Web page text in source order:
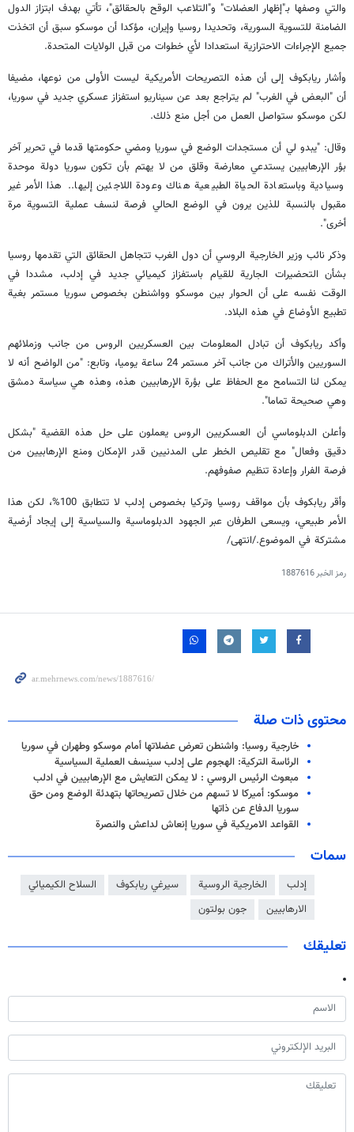
والتي وصفها بـ"إظهار العضلات" و"التلاعب الوقح بالحقائق"، تأتي بهدف ابتزاز الدول
الضامنة للتسوية السورية، وتحديدا روسيا وإيران، مؤكدا أن موسكو سبق أن اتخذت
جميع الإجراءات الاحترازية استعدادا لأي خطوات من قبل الولايات المتحدة.
وأشار ريابكوف إلى أن هذه التصريحات الأمريكية ليست الأولى من نوعها، مضيفا
أن "البعض في الغرب" لم يتراجع بعد عن سيناريو استفزاز عسكري جديد في سوريا،
لكن موسكو ستواصل العمل من أجل منع ذلك.
وقال: "يبدو لي أن مستجدات الوضع في سوريا ومضي حكومتها قدما في تحرير آخر
بؤر الإرهابيين يستدعي معارضة وقلق من لا يهتم بأن تكون سوريا دولة موحدة
وسيادية وباستعادة الحياة الطبيعية هناك وعودة اللاجئين إليها.. هذا الأمر غير
مقبول بالنسبة للذين يرون في الوضع الحالي فرصة لنسف عملية التسوية مرة
أخرى".
وذكر نائب وزير الخارجية الروسي أن دول الغرب تتجاهل الحقائق التي تقدمها روسيا
بشأن التحضيرات الجارية للقيام باستفزاز كيميائي جديد في إدلب، مشددا في
الوقت نفسه على أن الحوار بين موسكو وواشنطن بخصوص سوريا مستمر بغية
تطبيع الأوضاع في هذه البلاد.
وأكد ريابكوف أن تبادل المعلومات بين العسكريين الروس من جانب وزملائهم
السوريين والأتراك من جانب آخر مستمر 24 ساعة يوميا، وتابع: "من الواضح أنه لا
يمكن لنا التسامح مع الحفاظ على بؤرة الإرهابيين هذه، وهذه هي سياسة دمشق
وهي صحيحة تماما".
وأعلن الدبلوماسي أن العسكريين الروس يعملون على حل هذه القضية "بشكل
دقيق وفعال" مع تقليص الخطر على المدنيين قدر الإمكان ومنع الإرهابيين من
فرصة الفرار وإعادة تنظيم صفوفهم.
وأقر ريابكوف بأن مواقف روسيا وتركيا بخصوص إدلب لا تتطابق 100%، لكن هذا
الأمر طبيعي، ويسعى الطرفان عبر الجهود الدبلوماسية والسياسية إلى إيجاد أرضية
مشتركة في الموضوع./انتهى/
رمز الخبر1887616
محتوى ذات صلة
خارجية روسيا: واشنطن تعرض عضلاتها أمام موسكو وطهران في سوريا
الرئاسة التركية: الهجوم على إدلب سينسف العملية السياسية
مبعوث الرئيس الروسي : لا يمكن التعايش مع الإرهابيين في ادلب
موسكو: أميركا لا تسهم من خلال تصريحاتها بتهدئة الوضع ومن حق
سوريا الدفاع عن ذاتها
القواعد الامريكية في سوريا إنعاش لداعش والنصرة
سمات
إدلب الخارجية الروسية سيرغي ريابكوف
السلاح الكيميائي
الارهابيين
جون بولتون
تعليقك